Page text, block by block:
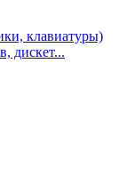
клавиатуры)
дискет...